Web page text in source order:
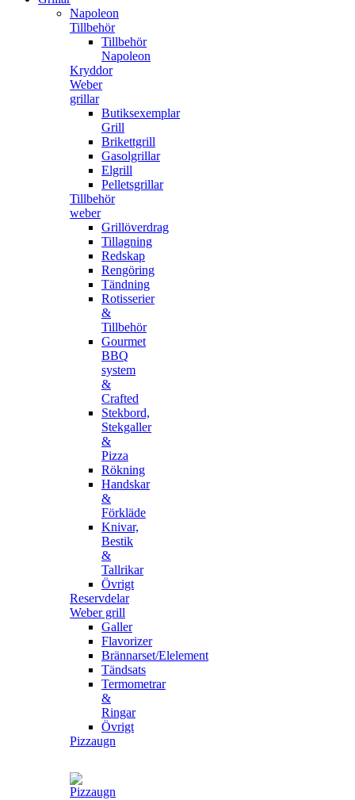
Napoleon
Tillbehör
Tillbehör
Napoleon
Kryddor
Weber
grillar
Butiksexemplar
Grill
Brikettgrill
Gasolgrillar
Elgrill
Pelletsgrillar
Tillbehör
weber
Grillöverdrag
Tillagning
Redskap
Rengöring
Tändning
Rotisserier
&
Tillbehör
Gourmet
BBQ
system
&
Crafted
Stekbord,
Stekgaller
&
Pizza
Rökning
Handskar
&
Förkläde
Knivar,
Bestik
&
Tallrikar
Övrigt
Reservdelar
Weber grill
Galler
Flavorizer
Brännarset/Elelement
Tändsats
Termometrar
&
Ringar
Övrigt
Pizzaugn